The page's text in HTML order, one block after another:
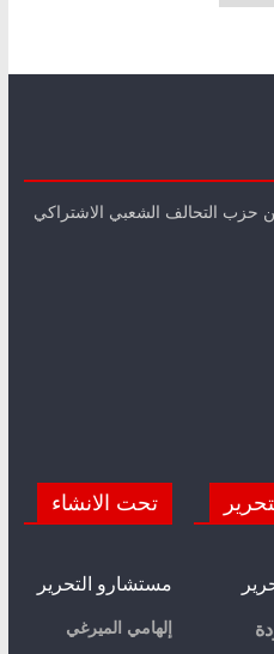
حزب التحالف الشعبي الاشتراكي
تحت الانشاء
مستشارو التحرير
إلهامي الميرغي